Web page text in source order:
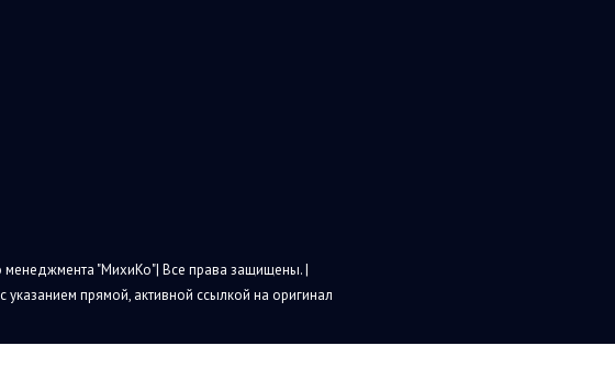
менеджмента "МихиКо"| Все права защищены. |
прямой, активной ссылкой на оригинал